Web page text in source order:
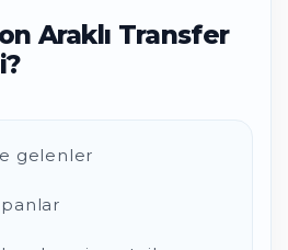
Araklı Transfer
gelenler